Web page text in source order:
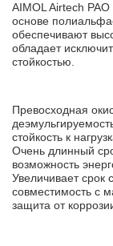
AIMOL Airtech
основе
обеспечивают
обладает
стойкостью.
Превосходная
стойкость к
Очень длинный
возможность
Увеличивает срок
совместимость с
защита от